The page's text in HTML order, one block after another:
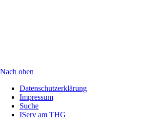
Nach oben
überspringenDatenschutzerklärung
Impressum
Suche
IServ am THG